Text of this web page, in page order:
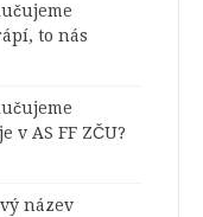
to nás
v AS FF ZČU?
název